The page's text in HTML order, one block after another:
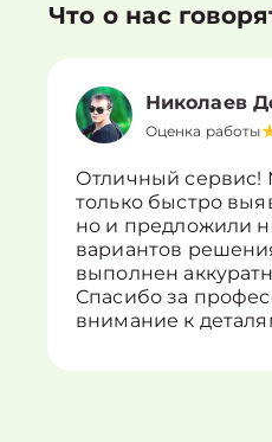
Что о нас
Николаев
Оценка работы
Отличный сервис!
только быстро
но и предложили
вариантов
выполнен
Спасибо за
внимание к